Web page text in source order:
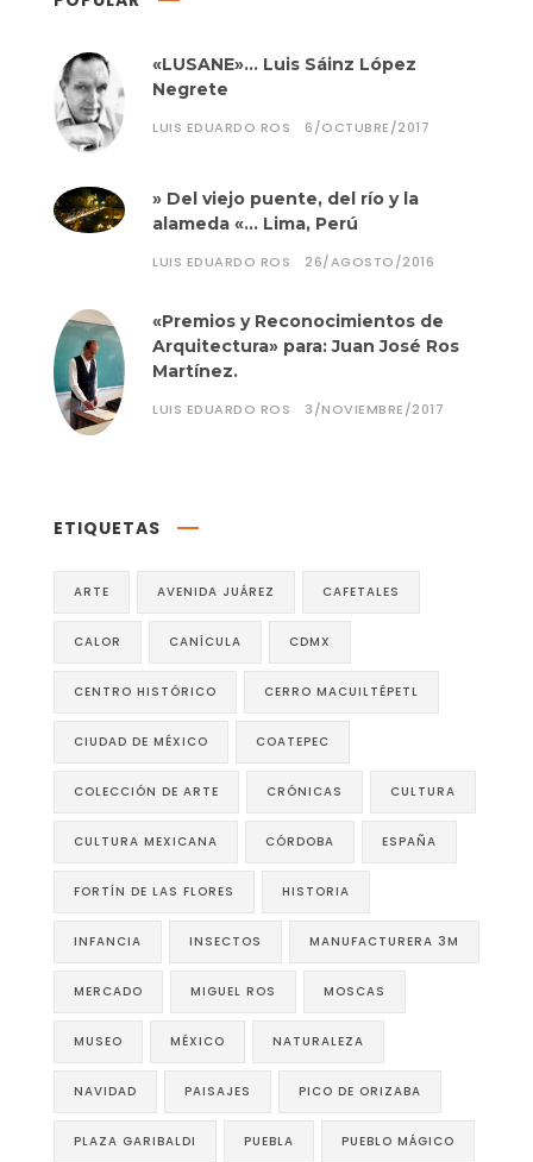
«LUSANE»… Luis Sáinz López
Negrete
LUIS EDUARDO ROS 6/OCTUBRE/2017
» Del viejo puente, del río y la
alameda «… Lima, Perú
LUIS EDUARDO ROS 26/AGOSTO/2016
«Premios y Reconocimientos de
Arquitectura» para: Juan José Ros
Martínez.
LUIS EDUARDO ROS 3/NOVIEMBRE/2017
ETIQUETAS
ARTE AVENIDA JUÁREZ CAFETALES
CALOR CANÍCULA CDMX
CENTRO HISTÓRICO CERRO MACUILTÉPETL
CIUDAD DE MÉXICO COATEPEC
COLECCIÓN DE ARTE CRÓNICAS CULTURA
CULTURA MEXICANA CÓRDOBA ESPAÑA
FORTÍN DE LAS FLORES HISTORIA
INFANCIA INSECTOS MANUFACTURERA 3M
MERCADO MIGUEL ROS MOSCAS
MUSEO MÉXICO NATURALEZA
NAVIDAD PAISAJES PICO DE ORIZABA
PLAZA GARIBALDI PUEBLA PUEBLO MÁGICO